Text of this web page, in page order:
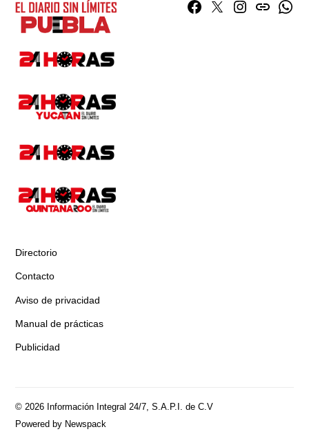
Facebook
TwitterInstagram
issuu
Directorio
Contacto
Aviso de privacidad
Manual de prácticas
Publicidad
© 2026 Información Integral 24/7, S.A.P.I. de C.V
Powered by Newspack